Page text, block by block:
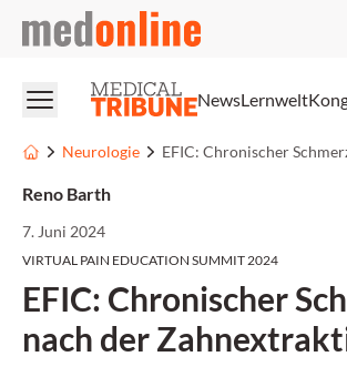
medonline
NewsLernwelt
Neurologie
Reno Barth
7. Juni 2024
VIRTUAL PAIN EDUCATION SUMMIT 2024
EFIC: Chronischer
nach der